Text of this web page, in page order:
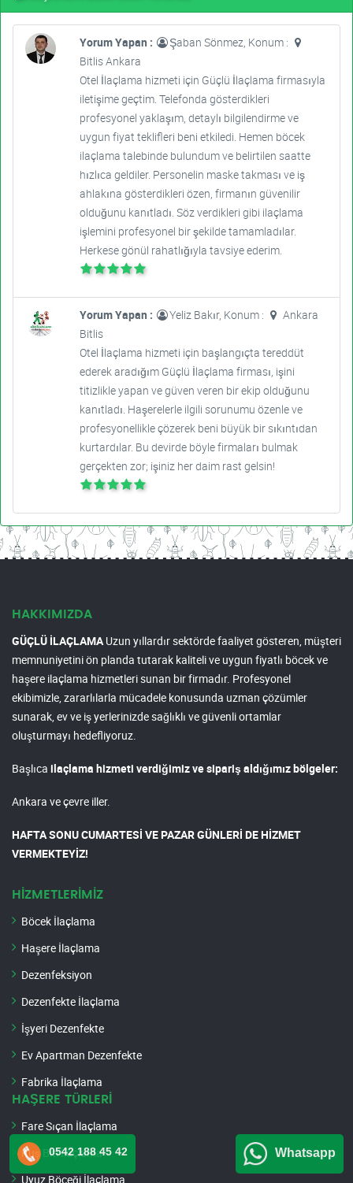
Yorum Yapan :
Şaban Sönmez, Konum :
Bitlis Ankara
Otel İlaçlama hizmeti için Güçlü İlaçlama firmasıyla
iletişime geçtim. Telefonda gösterdikleri
profesyonel yaklaşım, detaylı bilgilendirme ve
uygun fiyat teklifleri beni etkiledi. Hemen böcek
ilaçlama talebinde bulundum ve belirtilen saatte
hızlıca geldiler. Personelin maske takması ve iş
ahlakına gösterdikleri özen, firmanın güvenilir
olduğunu kanıtladı. Söz verdikleri gibi ilaçlama
işlemini profesyonel bir şekilde tamamladılar.
Herkese gönül rahatlığıyla tavsiye ederim.
Yorum Yapan : Yeliz Bakır, Konum :
Ankara
Bitlis
Otel İlaçlama hizmeti için başlangıçta tereddüt
ederek aradığım Güçlü İlaçlama firması, işini
titizlikle yapan ve güven veren bir ekip olduğunu
kanıtladı. Haşerelerle ilgili sorunumu özenle ve
profesyonellikle çözerek beni büyük bir sıkıntıdan
kurtardılar. Bu devirde böyle firmaları bulmak
gerçekten zor; işiniz her daim rast gelsin!
HAKKIMIZDA
GÜÇLÜ İLAÇLAMAUzun yıllardır sektörde faaliyet gösteren, müşteri
memnuniyetini ön planda tutarak kaliteli ve uygun fiyatlı böcek ve
haşere ilaçlama hizmetleri sunan bir firmadır. Profesyonel
ekibimizle, zararlılarla mücadele konusunda uzman çözümler
sunarak, ev ve iş yerlerinizde sağlıklı ve güvenli ortamlar
oluşturmayı hedefliyoruz.
Başlıca ilaçlama hizmeti verdiğimiz ve sipariş aldığımız bölgeler:
Ankara ve çevre iller.
HAFTA SONU CUMARTESİ VE PAZAR GÜNLERİ DE HİZMET
VERMEKTEYİZ!
HİZMETLERİMİZ
Böcek İlaçlama
Haşere İlaçlama
Dezenfeksiyon
Dezenfekte İlaçlama
İşyeri Dezenfekte
Ev Apartman Dezenfekte
Fabrika İlaçlama
HAŞERE TÜRLERİ
Fare Sıçan İlaçlama
Kuş Biti İlaçlama
Uyuz Böceği İlaçlama
0542 188 45 42 Whatsapp